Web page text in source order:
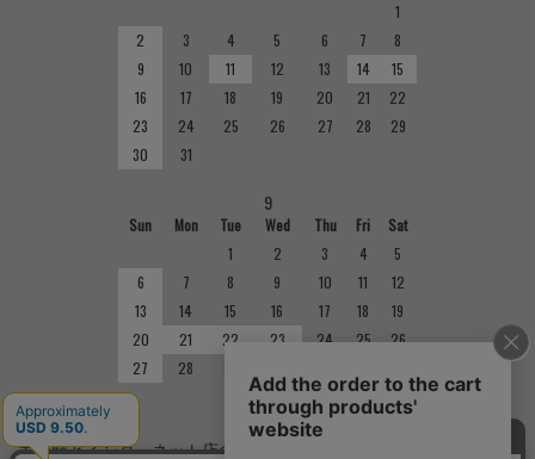
1
2
3 4 5 6 7
8
9
10 11 12 13 14
15
16
17 18 19 20 21
22
23
24 25 26 27 28
29
30
31
9
Sun Mon Tue Wed Thu Fri
Sat
1
2 3 4
5
6
7 8 9 10 11
12
13
14 15 16 17 18
19
20
21 22 23 24 25
26
27
28
■ 定休日
実店舗とインターネット店の定休日は異なりますのでご注意くだ